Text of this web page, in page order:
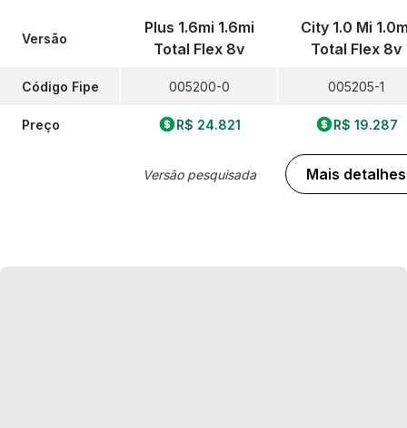
Versão
Código Fipe
Preço
Plus 1.6mi 1.6mi
Total Flex 8v
005200-0
R$ 24.821
Versão pesquisada
City 1.0 Mi
Total Flex 8v
005205-1
R$ 19.287
Mais detalhes